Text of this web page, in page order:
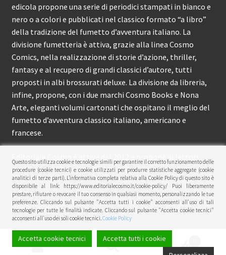
edicola propone una serie di periodici stampati in bianco e
nero o a colori e pubblicati nel classico formato “a libro”
della tradizione del fumetto d’avventura italiano. La
divisione fumetteria è attiva, grazie alla linea Cosmo
Comics, nella realizzazione di storie d’azione, thriller,
fantasy e al recupero di grandi classici d’autore, tutti
proposti in albi brossurati deluxe. La divisione da libreria,
infine, propone, con i due marchi Cosmo Books e Nona
Arte, eleganti volumi cartonati che ospitano il meglio del
fumetto d’avventura classico italiano, americano e
francese.
Editoriale Cosmo è attiva dal 2012 e propone ai lettori
circa 150 pubblicazioni l’anno.
© Editoriale Cosmo 2026
Privacy Policy
Questo sito utilizza cookie e tecnologie simili per garantire il corretto funzionamento delle
procedure (cookie tecnici) e cookie utilizzati per produrre statistiche aggregate (cookie
analitici di terze parti). L’informativa completa relativa alla Cookie Policy di questo sito è
disponibile al link: https://www.editorialecosmo.it/cookie-policy/ Puoi liberamente
prestare, rifiutare o revocare il tuo consenso in qualsiasi momento, personalizzando le tue
preferenze. Cliccando sul pulsante "Accetta tutti i cookie" acconsenti all'uso di tali
tecnologie per tutte le finalità indicate. Cliccando sul pulsante "Accetta cookie tecnici"
acconsenti all'uso dei soli cookie tecnici.Cookie Policy
Accetta cookie tecnici
Accetta tutti i cookie